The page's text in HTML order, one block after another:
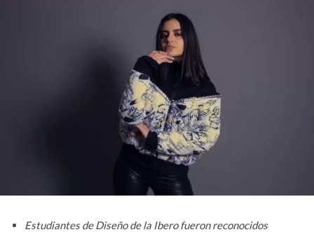
Estudiantes de Diseño de la Ibero fueron reconocidos